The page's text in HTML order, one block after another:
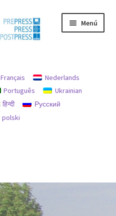
Menú
Français
Nederlands
Português
Ukrainian
हिन्दी
Русский
polski